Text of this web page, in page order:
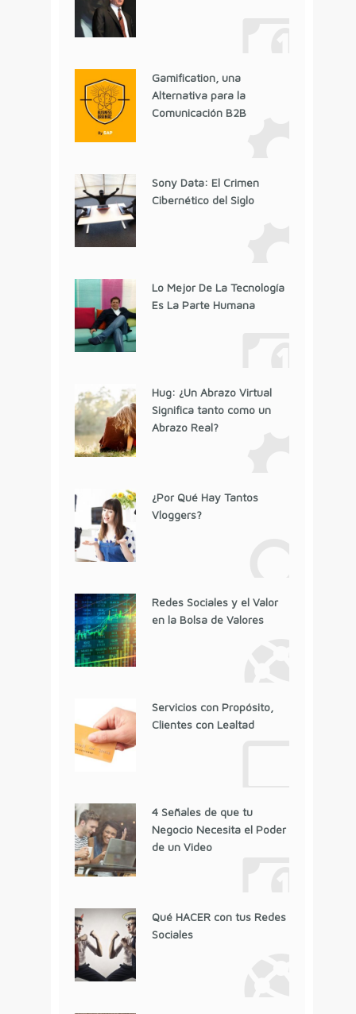
Gamification, una
Alternativa para la
Comunicación B2B
Sony Data: El Crimen
Cibernético del Siglo
Lo Mejor De La Tecnología
Es La Parte Humana
Hug: ¿Un Abrazo Virtual
Significa tanto como un
Abrazo Real?
¿Por Qué Hay Tantos
Vloggers?
Redes Sociales y el Valor
en la Bolsa de Valores
Servicios con Propósito,
Clientes con Lealtad
4 Señales de que tu
Negocio Necesita el Poder
de un Video
Qué HACER con tus Redes
Sociales